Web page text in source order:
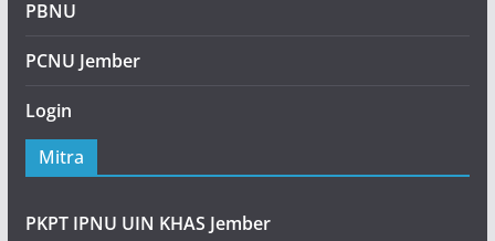
PBNU
PCNU Jember
Login
Mitra
PKPT IPNU UIN KHAS Jember